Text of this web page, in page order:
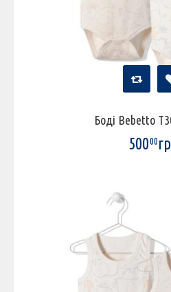
Боді Bebetto
50000